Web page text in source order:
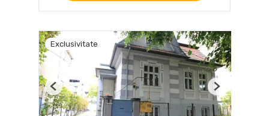
Exclusivitate
Previous Next